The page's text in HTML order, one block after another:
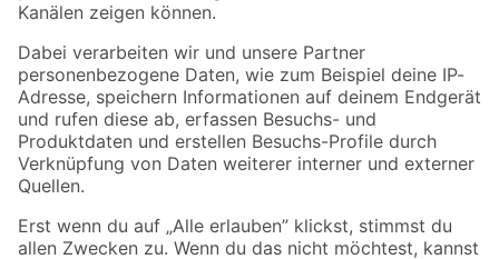
Folge uns
Zahlungsarten Versandarten
Sicher einkaufen